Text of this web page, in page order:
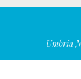
Umbria